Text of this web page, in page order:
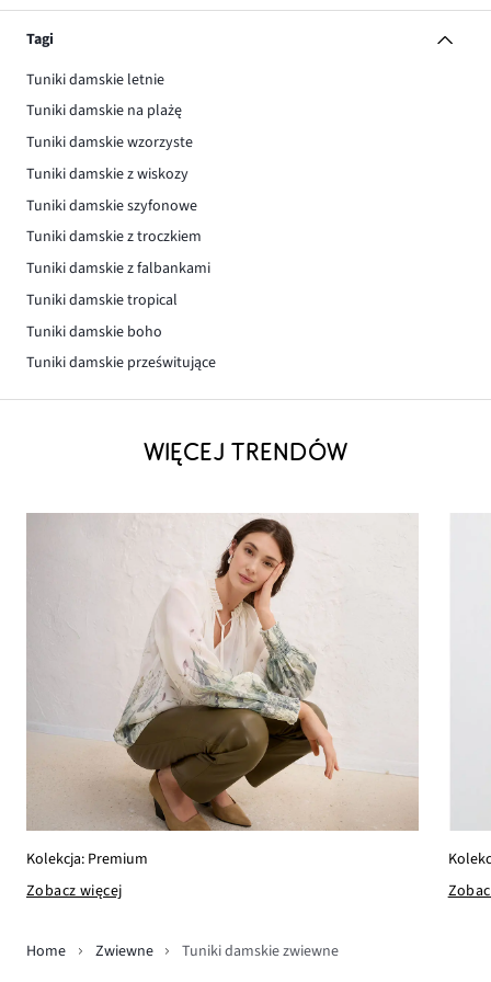
Tagi
Tuniki damskie letnie
Tuniki damskie na plażę
Tuniki damskie wzorzyste
Tuniki damskie z wiskozy
Tuniki damskie szyfonowe
Tuniki damskie z troczkiem
Tuniki damskie z falbankami
Tuniki damskie tropical
Tuniki damskie boho
Tuniki damskie prześwitujące
WIĘCEJ TRENDÓW
Kolekcja: Premium
Zobacz więcej
Home Zwiewne Tuniki damskie zwiewne